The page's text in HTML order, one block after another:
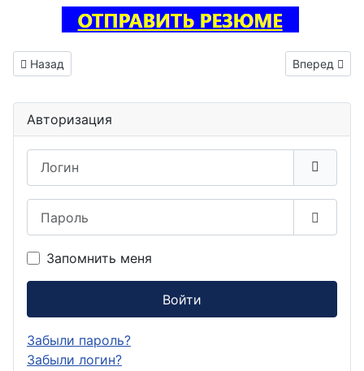
Предыдущий: Тестировщик ПО вакансия Нальчик
Назад Следующий:
Вперед
Авторизация
Запомнить меня
Войти
Забыли пароль?
Забыли логин?